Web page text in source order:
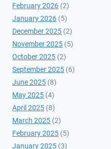
February 2026 (2)
January 2026 (5)
December 2025 (2)
November 2025 (5)
October 2025 (2)
September 2025 (6)
June 2025 (8)
May 2025 (4)
April 2025 (8)
March 2025 (2)
February 2025 (5)
January 2025 (3)